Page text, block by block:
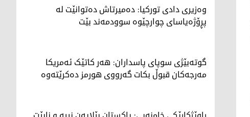
وەزیری دادی تورکیا: دەمیرتاش دەتوانێت لە
پڕۆژەیاسای چوارچێوە سوودمەند بێت
گوتەبێژی سوپای پاسداران: هەر کاتێک ئەمریکا
مەرجەکان قبوڵ بکات گەرووی هورمز دەکرێتەوە